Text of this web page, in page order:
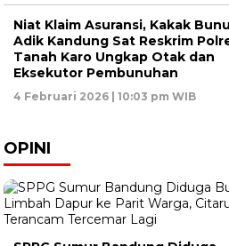
Niat Klaim Asuransi, Kakak
Adik Kandung Sat Reskrim
Tanah Karo Ungkap Otak dan
Eksekutor Pembunuhan
4 Februari 2026 | 10:03 pm WIB
OPINI